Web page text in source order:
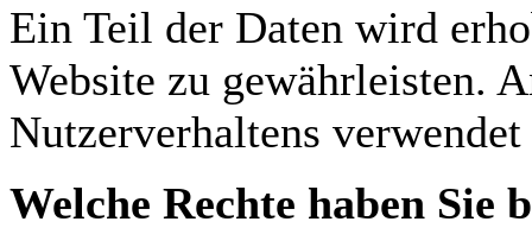
Ein Teil der Daten wird
Website zu gewährleisten.
Nutzerverhaltens
Welche Rechte haben Sie